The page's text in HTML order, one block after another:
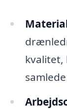
kvalitet,